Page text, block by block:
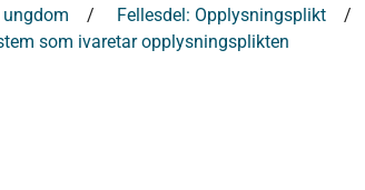
Fellesdel: Opplysningsplikt
som ivaretar opplysningsplikten